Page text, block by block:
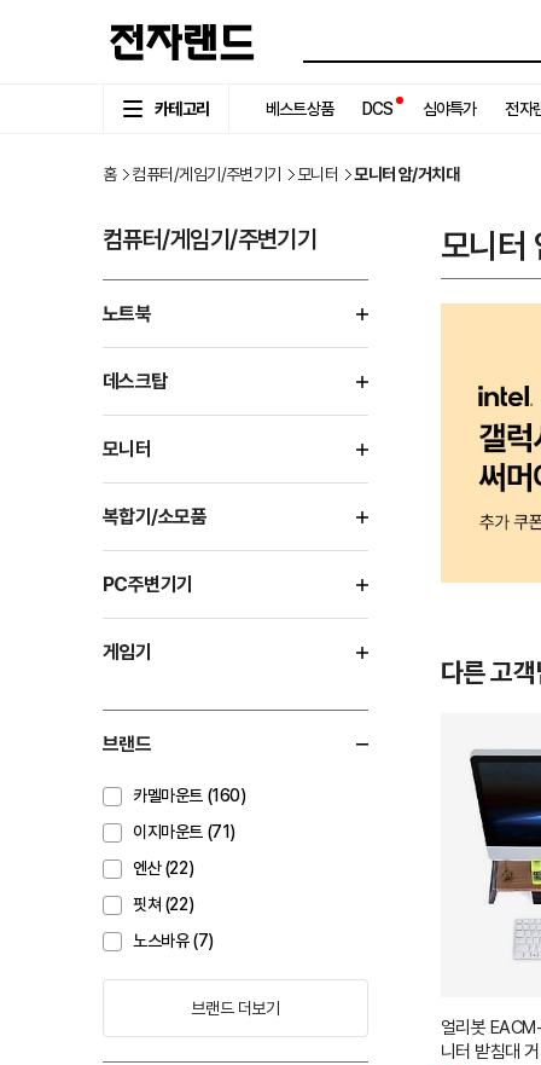
카테고리 베스트상품 DCS 심야특가 전자
홈 컴퓨터/게임기/주변기기 모니터 모니터 암/거치대
컴퓨터/게임기/주변기기
노트북
데스크탑
모니터
복합기/소모품
PC주변기기
게임기
브랜드
카멜마운트 (160)
이지마운트 (71)
엔산 (22)
핏쳐 (22)
노스바유 (7)
브랜드 더보기
모니터
다른 고
얼리봇
니터 받침대